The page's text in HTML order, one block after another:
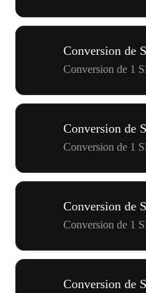
Conversion de
Conversion de 1
Conversion de
Conversion de
Conversion de 1
Conversion de